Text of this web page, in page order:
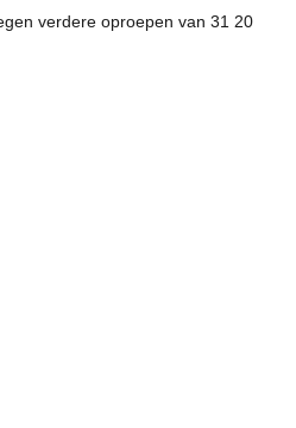
verdere oproepen van 31 20